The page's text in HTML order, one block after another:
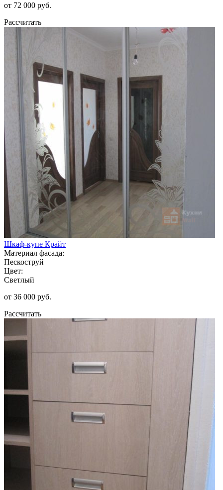
от 72 000 руб.
Рассчитать
Шкаф-купе Крайт
Материал фасада:
Пескоструй
Цвет:
Светлый
от 36 000 руб.
Рассчитать